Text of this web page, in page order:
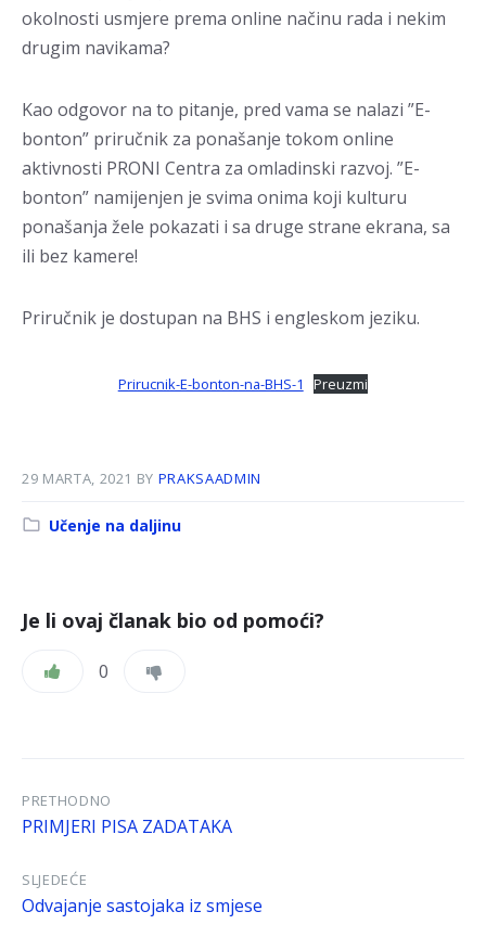
okolnosti usmjere prema online načinu rada i nekim
drugim navikama?
Kao odgovor na to pitanje, pred vama se nalazi ”E-
bonton” priručnik za ponašanje tokom online
aktivnosti PRONI Centra za omladinski razvoj. ”E-
bonton” namijenjen je svima onima koji kulturu
ponašanja žele pokazati i sa druge strane ekrana, sa
ili bez kamere!
Priručnik je dostupan na BHS i engleskom jeziku.
Prirucnik-E-bonton-na-BHS-1 Preuzmi
29 MARTA, 2021 BY PRAKSAADMIN
Kategorija:
Učenje na daljinu
Je li ovaj članak bio od pomoći?
0
PRETHODNO
PRIMJERI PISA ZADATAKA
SLJEDEĆE
Odvajanje sastojaka iz smjese